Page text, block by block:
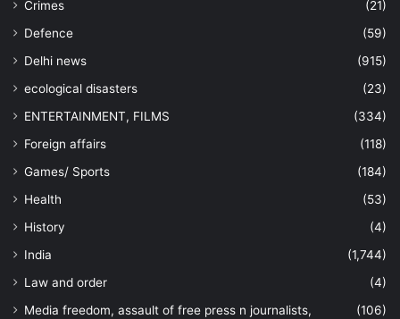
Crimes
(21)
Defence
(59)
Delhi news
(915)
ecological disasters
(23)
ENTERTAINMENT, FILMS
(334)
Foreign affairs
(118)
Games/ Sports
(184)
Health
(53)
History
(4)
India
(1,744)
Law and order
(4)
Media freedom, assault of free press n journalists,
(106)